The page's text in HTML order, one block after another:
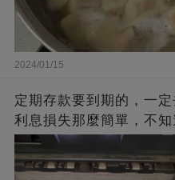
2024/01/15
定期存款要到期的，一
利息損失那麼簡單，不知